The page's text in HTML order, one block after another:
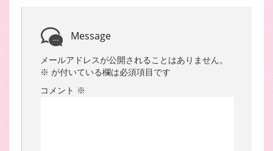
Message
メールアドレスが公開されることはありません。
※ が付いている欄は必須項目です
コメント ※